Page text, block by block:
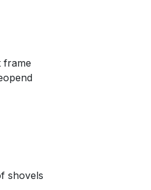
frame
shovels